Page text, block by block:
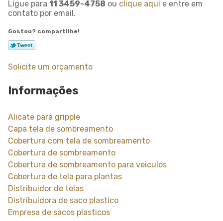
Ligue para 11 3459-4758 ou clique aqui e entre em
contato por email.
Gostou? compartilhe!
Solicite um orçamento
Informações
Alicate para gripple
Capa tela de sombreamento
Cobertura com tela de sombreamento
Cobertura de sombreamento
Cobertura de sombreamento para veiculos
Cobertura de tela para plantas
Distribuidor de telas
Distribuidora de saco plastico
Empresa de sacos plasticos